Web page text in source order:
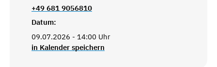
+49 681 9056810
Datum:
09.07.2026 - 14:00 Uhr
in Kalender speichern